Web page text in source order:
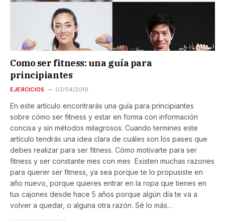
Como ser fitness: una guía para
principiantes
EJERCICIOS 03/04/2019
En este artículo encontrarás una guía para principiantes
sobre cómo ser fitness y estar en forma con información
concisa y sin métodos milagrosos. Cuando termines este
artículo tendrás una idea clara de cuáles son los pases que
debes realizar para ser fitness. Cómo motivarte para ser
fitness y ser constante mes con mes Existen muchas razones
para querer ser fitness, ya sea porque te lo propusiste en
año nuevo, porque quieres entrar en la ropa que tienes en
tus cajones desde hace 5 años porque algún día te va a
volver a quedar, o alguna otra razón. Sé lo más…